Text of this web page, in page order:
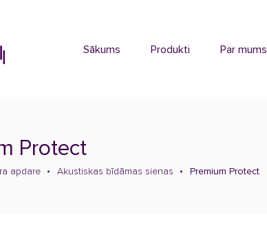
Sākums Produkti Par mums
Protect
apdare Akustiskas bīdāmas sienas Premium Protect